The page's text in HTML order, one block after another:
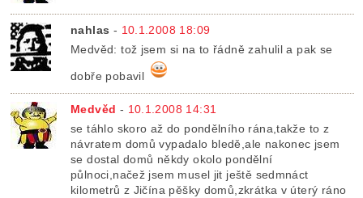
nahlas - 10.1.2008 18:09
Medvěd: tož jsem si na to řádně zahulil a pak se
dobře pobavil
Medvěd - 10.1.2008 14:31
se táhlo skoro až do pondělního rána,takže to z
návratem domů vypadalo bledě,ale nakonec jsem
se dostal domů někdy okolo pondělní
půlnoci,načež jsem musel jit ještě sedmnáct
kilometrů z Jičína pěšky domů,zkrátka v úterý ráno